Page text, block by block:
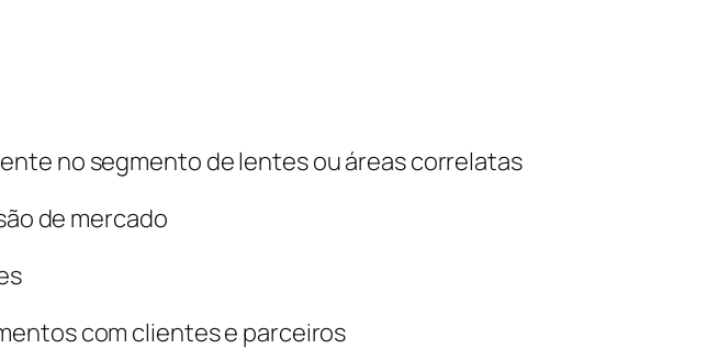
no segmento de lentes ou áreas correlatas
de mercado
com clientes e parceiros